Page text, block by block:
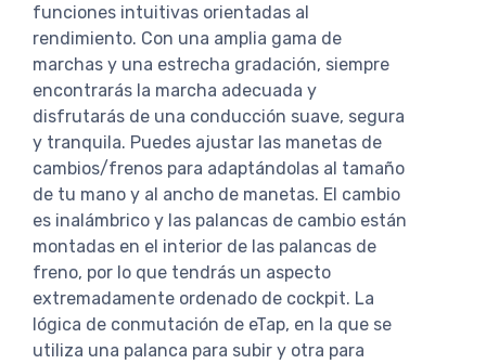
funciones intuitivas orientadas al
rendimiento. Con una amplia gama de
marchas y una estrecha gradación, siempre
encontrarás la marcha adecuada y
disfrutarás de una conducción suave, segura
y tranquila. Puedes ajustar las manetas de
cambios/frenos para adaptándolas al tamaño
de tu mano y al ancho de manetas. El cambio
es inalámbrico y las palancas de cambio están
montadas en el interior de las palancas de
freno, por lo que tendrás un aspecto
extremadamente ordenado de cockpit. La
lógica de conmutación de eTap, en la que se
utiliza una palanca para subir y otra para